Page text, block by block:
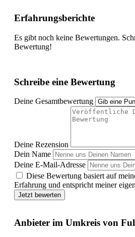
Erfahrungsberichte
Es gibt noch keine Bewertungen.
Bewertung!
Schreibe eine Bewertung
Deine Gesamtbewertung
Deine Rezension
Dein Name
Deine E-Mail-Adresse
Diese Bewertung basiert auf
Erfahrung und entspricht meiner
Jetzt bewerten
Anbieter im Umkreis von